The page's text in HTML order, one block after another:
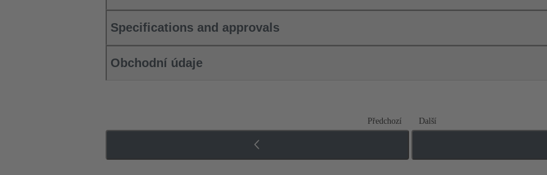
Specifications and approvals
Obchodní údaje
Předchozí Další